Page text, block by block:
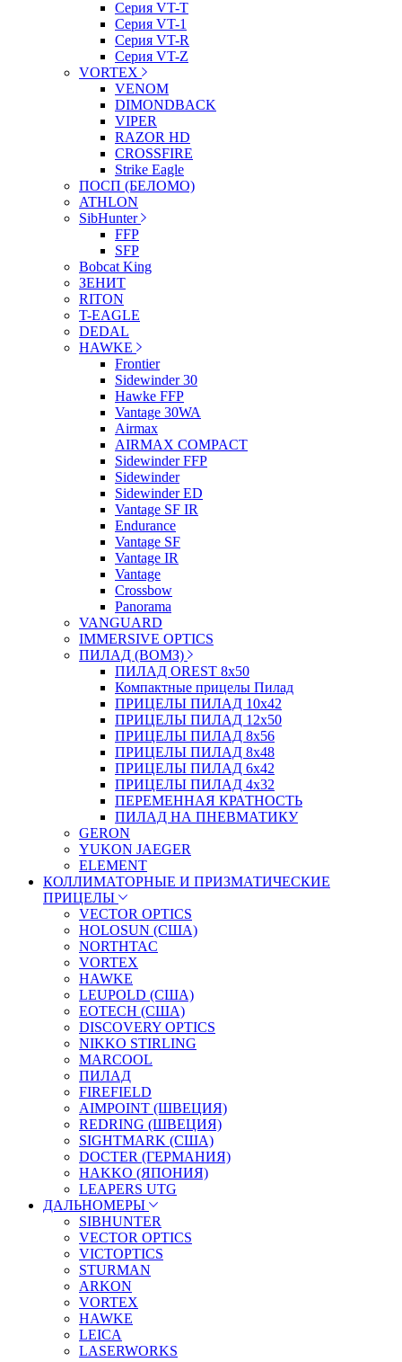
Серия VT-T
Серия VT-1
Серия VT-R
Серия VT-Z
VORTEX
VENOM
DIMONDBACK
VIPER
RAZOR HD
CROSSFIRE
Strike Eagle
ПОСП (БЕЛОМО)
ATHLON
SibHunter
FFP
SFP
Bobcat King
ЗЕНИТ
RITON
T-EAGLE
DEDAL
HAWKE
Frontier
Sidewinder 30
Hawke FFP
Vantage 30WA
Airmax
AIRMAX COMPACT
Sidewinder FFP
Sidewinder
Sidewinder ED
Vantage SF IR
Endurance
Vantage SF
Vantage IR
Vantage
Crossbow
Panorama
VANGUARD
IMMERSIVE OPTICS
ПИЛАД (ВОМЗ)
ПИЛАД OREST 8х50
Компактные прицелы Пилад
ПРИЦЕЛЫ ПИЛАД 10х42
ПРИЦЕЛЫ ПИЛАД 12х50
ПРИЦЕЛЫ ПИЛАД 8х56
ПРИЦЕЛЫ ПИЛАД 8х48
ПРИЦЕЛЫ ПИЛАД 6х42
ПРИЦЕЛЫ ПИЛАД 4х32
ПЕРЕМЕННАЯ КРАТНОСТЬ
ПИЛАД НА ПНЕВМАТИКУ
GERON
YUKON JAEGER
ELEMENT
КОЛЛИМАТОРНЫЕ И ПРИЗМАТИЧЕСКИЕ
ПРИЦЕЛЫ
VECTOR OPTICS
HOLOSUN (США)
NORTHTAC
VORTEX
HAWKE
LEUPOLD (США)
EOTECH (США)
DISCOVERY OPTICS
NIKKO STIRLING
MARCOOL
ПИЛАД
FIREFIELD
AIMPOINT (ШВЕЦИЯ)
REDRING (ШВЕЦИЯ)
SIGHTMARK (США)
DOCTER (ГЕРМАНИЯ)
HAKKO (ЯПОНИЯ)
LEAPERS UTG
ДАЛЬНОМЕРЫ
SIBHUNTER
VECTOR OPTICS
VICTOPTICS
STURMAN
ARKON
VORTEX
HAWKE
LEICA
LASERWORKS